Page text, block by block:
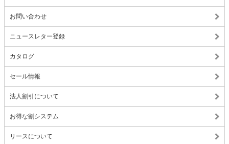
お問い合わせ
ニュースレター登録
カタログ
セール情報
法人割引について
お得な割システム
リースについて